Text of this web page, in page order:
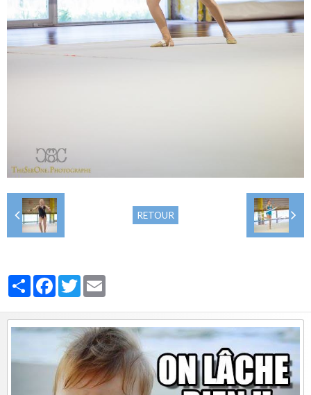
RETOUR
PartagerFacebook
Twitter